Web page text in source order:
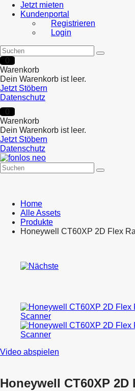
Jetzt mieten
Kundenportal
Registrieren
Login
0
Warenkorb
Dein Warenkorb ist leer.
Jetzt Stöbern
Datenschutz
0
Warenkorb
Dein Warenkorb ist leer.
Jetzt Stöbern
Datenschutz
Home
Alle Assets
Produkte
Honeywell CT60XP 2D Flex
HDMI,
DisplayPort
LAN
Honeywell
WLAN
64GB
Speicher
Video abspielen
Honeywell CT60XP 2D